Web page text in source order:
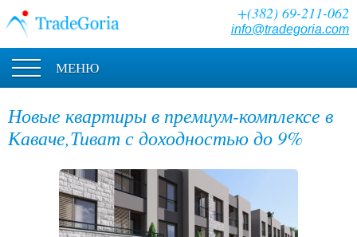
+(382) 69-211-062
info@tradegoria.com
МЕНЮ
Новые квартиры в премиум-комплексе в
Каваче,Тиват с доходностью до 9%